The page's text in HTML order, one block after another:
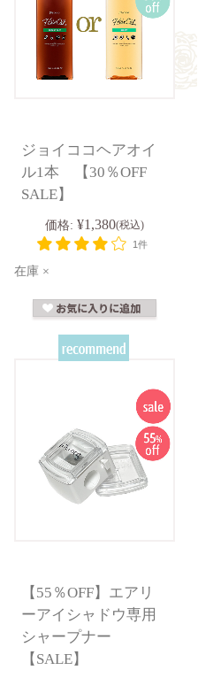
ジョイココヘアオイ
ル1本 【30％OFF
SALE】
価格: ¥1,380(税込)
1件
在庫 ×
【55％OFF】エアリ
ーアイシャドウ専用
シャープナー
【SALE】